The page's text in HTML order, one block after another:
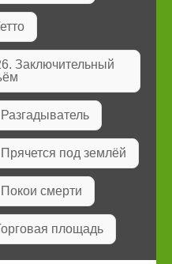
Заключительный
под землёй
смерти
площадь